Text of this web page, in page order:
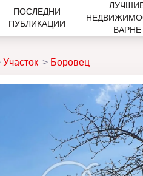
ПОСЛЕДНИ
ПУБЛИКАЦИИ
ВАРНЕ
Участок Боровец